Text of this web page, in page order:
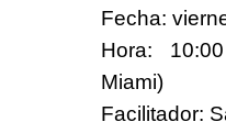
Fecha:
Hora:
Miami)
Facilitador: